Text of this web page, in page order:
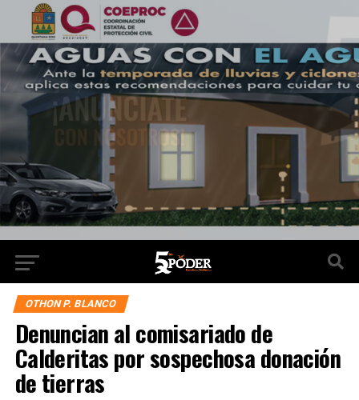
OTHON P. BLANCO
Denuncian al comisariado de
Calderitas por sospechosa donación
de tierras